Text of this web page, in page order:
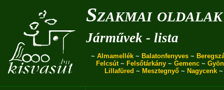
Szakmai oldalak
Járművek - lista
~ Almamellék ~ Balatonfenyves ~
Felcsút~ Felsőtárkány ~ Gemenc ~
Lillafüred ~ Mesztegnyő~ Nagycenk